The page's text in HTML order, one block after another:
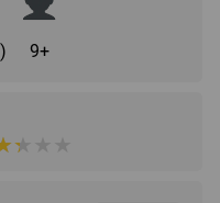
9+